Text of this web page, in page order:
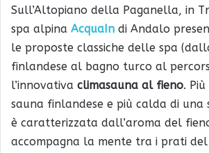
Sull’Altopiano della Paganella, in
spa alpina AcquaIn di Andalo
le proposte classiche delle spa
finlandese al bagno turco al
l’innovativa climasauna al fieno.
sauna finlandese e più calda di una
è caratterizzata dall’aroma del
accompagna la mente tra i prati